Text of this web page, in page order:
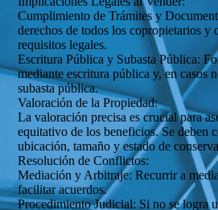
Cumplimiento de Trámites y
derechos de todos los copropietarios y
requisitos legales.
Escritura Pública y Subasta Pública:
mediante escritura pública y, en casos
subasta pública.
Valoración de la Propiedad:
La valoración precisa es crucial para
equitativo de los beneficios. Se deben
ubicación, tamaño y estado de
Resolución de Conflictos:
Mediación y Arbitraje: Recurrir a
facilitar acuerdos.
Procedimiento Judicial: Si no se logra